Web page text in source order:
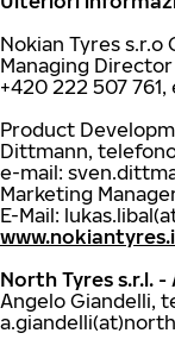
Nokian Tyres
Managing
+420 222 507
Product
Dittmann,
e-mail:
Marketing
E-Mail:
North Tyres s.r.l.
Angelo Giandelli,